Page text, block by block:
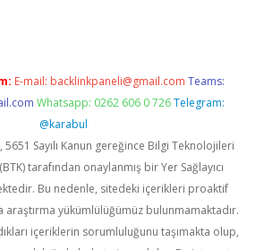
E-mail: backlinkpaneli@gmail.com Teams:
Whatsapp: 0262 606 0 726 Telegram:
@karabul
5651 Sayılı Kanun gereğince Bilgi Teknolojileri
tarafından onaylanmış bir Yer Sağlayıcı
Bu nedenle, sitedeki içerikleri proaktif
yükümlülüğümüz bulunmamaktadır.
içeriklerin sorumluluğunu taşımakta olup,